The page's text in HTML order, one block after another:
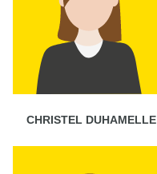
CHRISTEL DUHAMELLE